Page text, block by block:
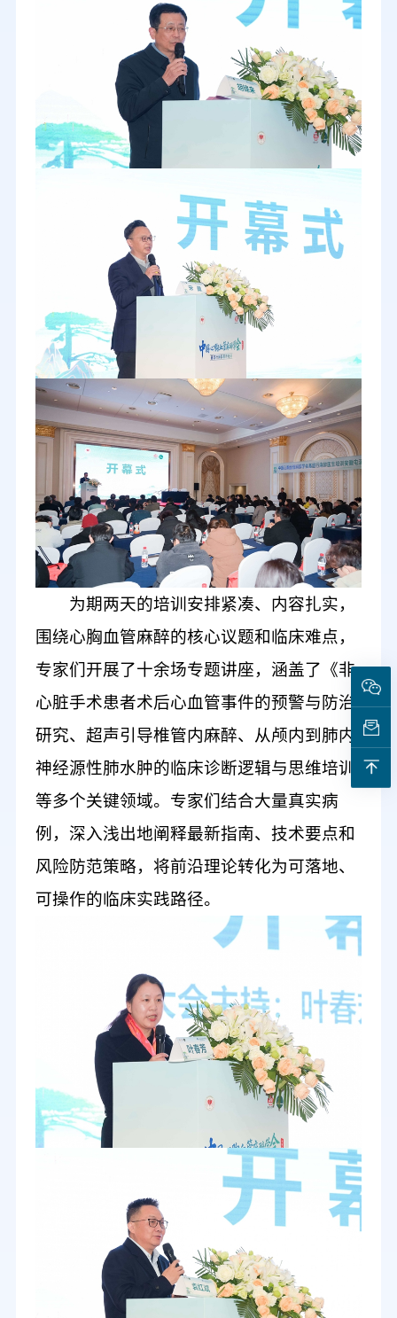
为期两天的培训安排紧凑、内容扎实，
围绕心胸血管麻醉的核心议题和临床难点，
专家们开展了十余场专题讲座， 涵盖了《非
心脏手术患者术后心血管事件的预警与防治
研究、 超声引导椎管内麻醉、 从颅内到肺内
神经源性肺水肿的临床诊断逻辑与思维培训
等多个关键领域。专家们结合大量真实病
例，深入浅出地阐释最新指南、技术要点和
风险防范策略，将前沿理论转化为可落地、
可操作的临床实践路径。